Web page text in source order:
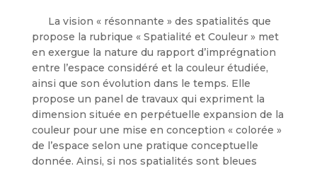
La vision « résonnante » des spatialités que
propose la rubrique « Spatialité et Couleur » met
en exergue la nature du rapport d’imprégnation
entre l’espace considéré et la couleur étudiée,
ainsi que son évolution dans le temps. Elle
propose un panel de travaux qui expriment la
dimension située en perpétuelle expansion de la
couleur pour une mise en conception « colorée »
de l’espace selon une pratique conceptuelle
donnée. Ainsi, si nos spatialités sont bleues